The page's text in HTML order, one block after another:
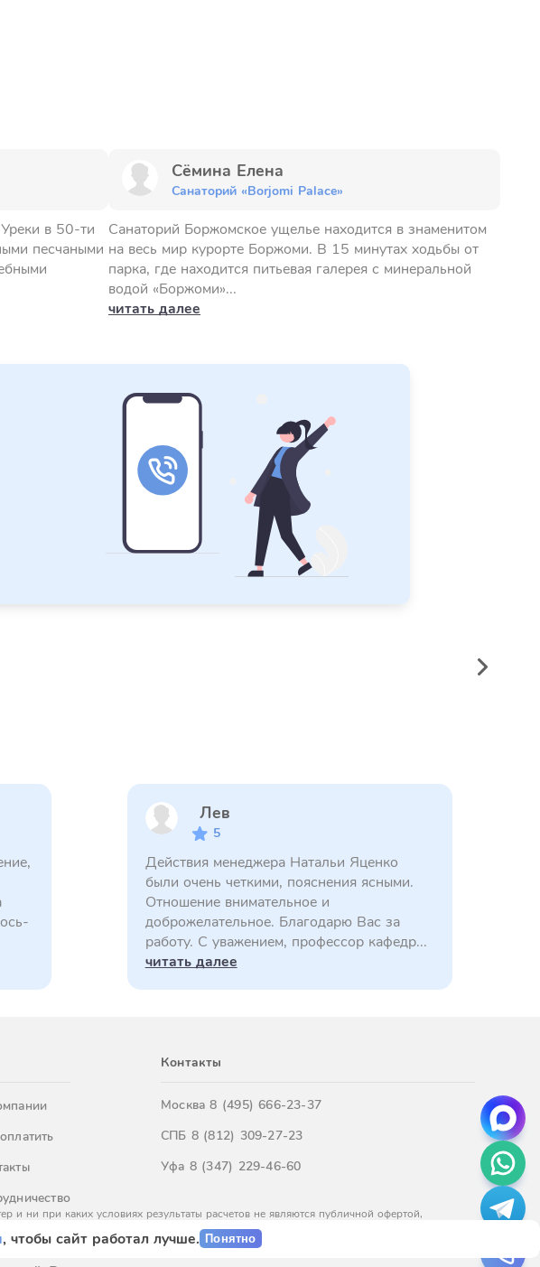
, чтобы сайт работал лучше. Понятно
в 50-ти
песчаными
Сёмина Елена
Санаторий «Borjomi Palace»
Санаторий Боржомское ущелье находится в знаменитом
на весь мир курорте Боржоми. В 15 минутах ходьбы от
парка, где находится питьевая галерея с минеральной
водой «Боржоми»...
читать далее
Лев
5
Действия менеджера Натальи Яценко
были очень четкими, пояснения ясными.
Отношение внимательное и
доброжелательное. Благодарю Вас за
работу. С уважением, профессор кафедр...
читать далее
Контакты
Москва8 (495) 666-23-37
СПБ 8 (812) 309-27-23
Уфа 8 (347) 229-46-60
ни при каких условиях результаты расчетов не являются публичной офертой,
окончательным расчетом обращайтесь к нашим менеджерам.